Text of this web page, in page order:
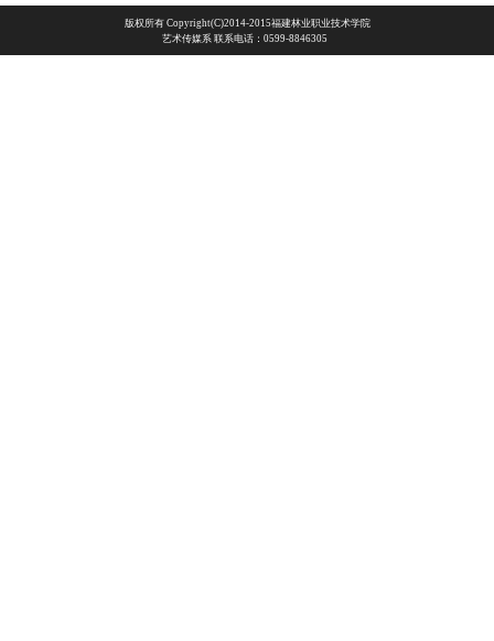
版权所有 Copyright(C)2014-2015福建林业职业技术学院
艺术传媒系 联系电话：0599-8846305